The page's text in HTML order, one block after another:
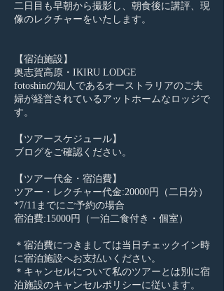
二日目も早朝から撮影し、朝食後に講評、現
像のレクチャーをいたします。
【宿泊施設】
奥志賀高原・IKIRU LODGE
fotoshinの知人であるオーストラリアのご夫
婦が経営されているアットホームなロッジで
す。
【ツアースケジュール】
ブログをご確認ください。
【ツアー代金・宿泊費】
ツアー・レクチャー代金:20000円（二日分）
*7/11までにご予約の場合
宿泊費:15000円（一泊二食付き・個室）
＊宿泊費につきましては当日チェックイン時
に宿泊施設へお支払いください。
＊キャンセルについて私のツアーとは別に宿
泊施設のキャンセルポリシーに従います。